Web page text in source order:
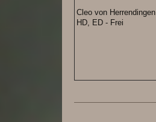
Cleo von Herrendingen
HD, ED - Frei